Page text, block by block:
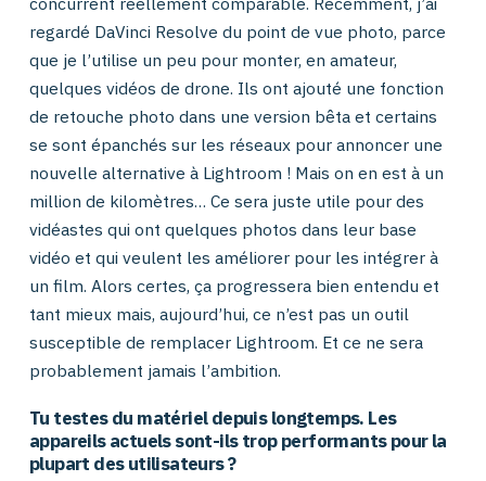
regardé DaVinci Resolve du point de vue photo, parce
que je l’utilise un peu pour monter, en amateur,
quelques vidéos de drone. Ils ont ajouté une fonction
de retouche photo dans une version bêta et certains
se sont épanchés sur les réseaux pour annoncer une
nouvelle alternative à Lightroom ! Mais on en est à un
million de kilomètres… Ce sera juste utile pour des
vidéastes qui ont quelques photos dans leur base
vidéo et qui veulent les améliorer pour les intégrer à
un film. Alors certes, ça progressera bien entendu et
tant mieux mais, aujourd’hui, ce n’est pas un outil
susceptible de remplacer Lightroom. Et ce ne sera
probablement jamais l’ambition.
Tu testes du matériel depuis longtemps. Les
appareils actuels sont-ils trop performants pour la
plupart des utilisateurs ?